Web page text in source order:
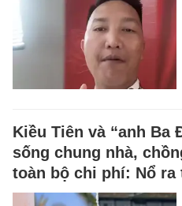
Kiều Tiên và “anh Ba
sống chung nhà,
toàn bộ chi phí: Nổ ra